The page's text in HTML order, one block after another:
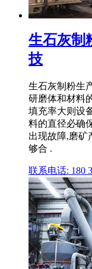
生石灰制
技
生石灰制粉生
研磨体和材料
填充率大则设
料的直径必确
出现故障,磨矿
够合 .
联系电话: 180